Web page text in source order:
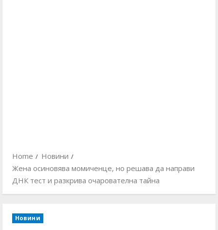
Home
Новини
Жена осиновява момиченце, но решава да направи
ДНК тест и разкрива очарователна тайна
Новини